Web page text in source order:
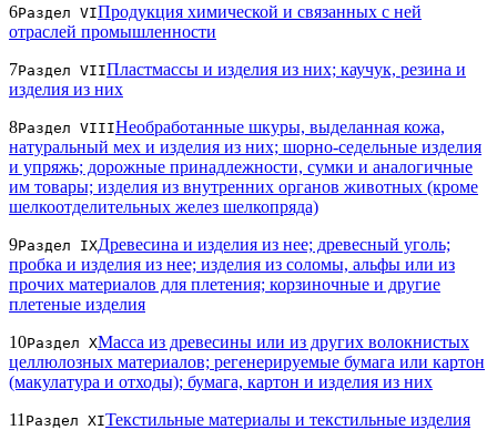
6Раздел VIПродукция химической и связанных с ней
отраслей промышленности
7Раздел VIIПластмассы и изделия из них; каучук, резина и
изделия из них
8Раздел VIIIНеобработанные шкуры, выделанная кожа,
натуральный мех и изделия из них; шорно-седельные изделия
и упряжь; дорожные принадлежности, сумки и аналогичные
им товары; изделия из внутренних органов животных (кроме
шелкоотделительных желез шелкопряда)
9Раздел IXДревесина и изделия из нее; древесный уголь;
пробка и изделия из нее; изделия из соломы, альфы или из
прочих материалов для плетения; корзиночные и другие
плетеные изделия
10Раздел XМасса из древесины или из других волокнистых
целлюлозных материалов; регенерируемые бумага или картон
(макулатура и отходы); бумага, картон и изделия из них
11 Раздел XIТекстильные материалы и текстильные изделия